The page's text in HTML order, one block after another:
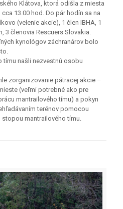
Klátova, ktorá odišla z miesta
13.00 hod. Do pár hodín sa na
(velenie akcie), 1 člen IBHA, 1
3 členovia Rescuers Slovakia.
kynológov záchranárov bolo
tímu našli nezvestnú osobu
zorganizovanie pátracej akcie –
(veľmi potrebné ako pre
mantrailového tímu) a pokyn
terénov pomocou
mantrailového tímu.